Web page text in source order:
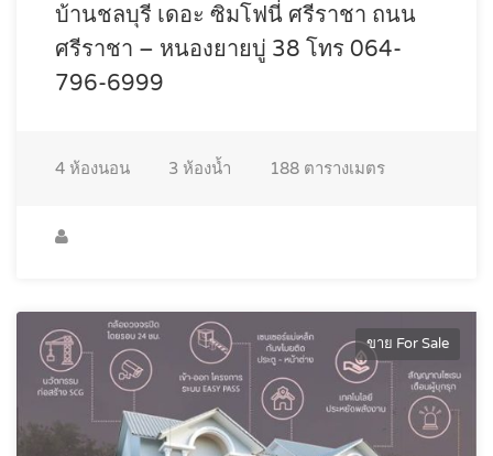
บ้านชลบุรี เดอะ ซิมโฟนี่ ศรีราชา ถนน
ศรีราชา – หนองยายบู่ 38 โทร 064-
796-6999
4 ห้องนอน 3 ห้องน้ำ 188 ตารางเมตร
ขาย For Sale